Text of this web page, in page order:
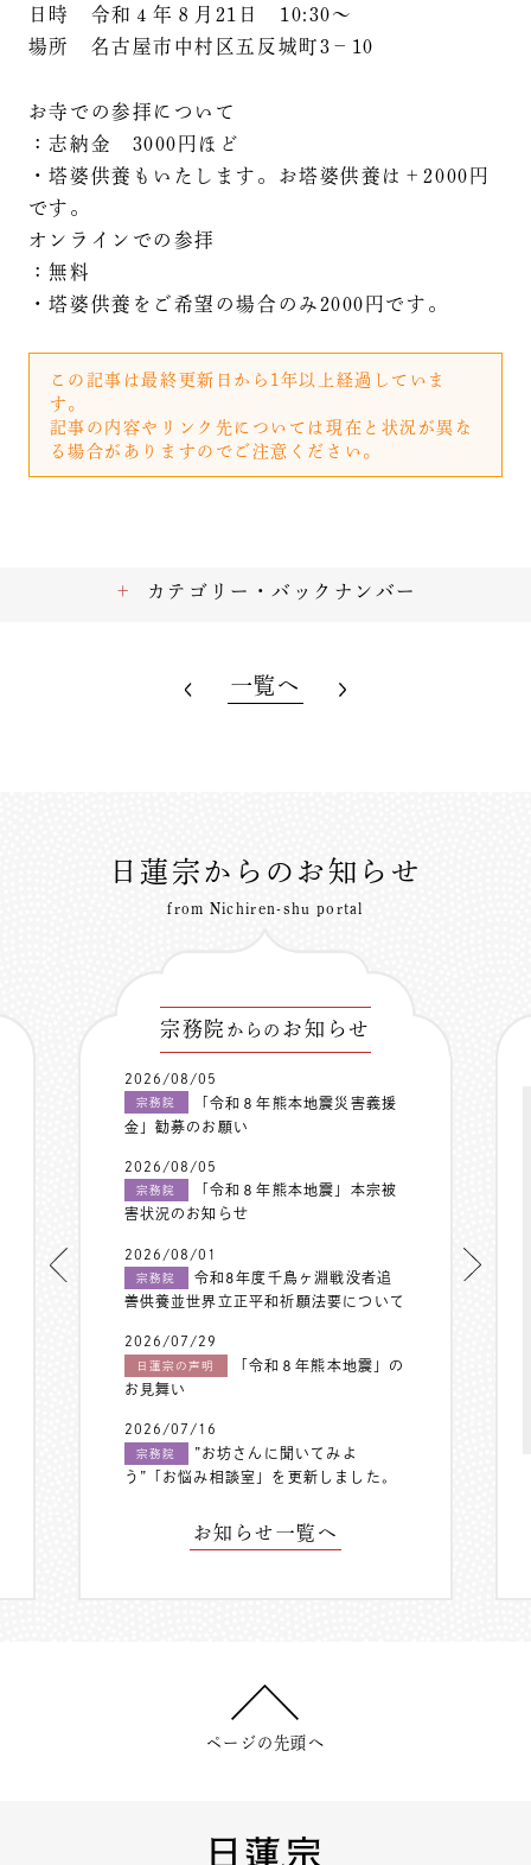
日時 令和４年８月21日 10:30〜
場所 名古屋市中村区五反城町3−10
お寺での参拝について
：志納金 3000円ほど
・塔婆供養もいたします。お塔婆供養は＋2000円
です。
オンラインでの参拝
：無料
・塔婆供養をご希望の場合のみ2000円です。
この記事は最終更新日から1年以上経過していま
す。
記事の内容やリンク先については現在と状況が異な
る場合がありますのでご注意ください。
カテゴリー・バックナンバー
一覧へ
日蓮宗からのお知らせ
from Nichiren-shu portal
宗務院 からの お知らせ
2026/08/05
宗務院
「令和８年熊本地震災害義援
金」勧募のお願い
2026/08/05
宗務院
「令和８年熊本地震」本宗被
害状況のお知らせ
2026/08/01
宗務院
令和8年度千鳥ヶ淵戦没者追
善供養並世界立正平和祈願法要について
2026/07/29
日蓮宗の声明
「令和８年熊本地震」の
お見舞い
2026/07/16
宗務院
”お坊さんに聞いてみよ
う”「お悩み相談室」を更新しました。
お知らせ一覧へ
ページの先頭へ